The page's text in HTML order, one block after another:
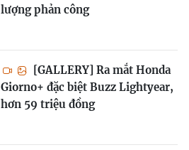
lượng phản công
[GALLERY] Ra mắt Honda
Giorno+ đặc biệt Buzz Lightyear,
hơn 59 triệu đồng